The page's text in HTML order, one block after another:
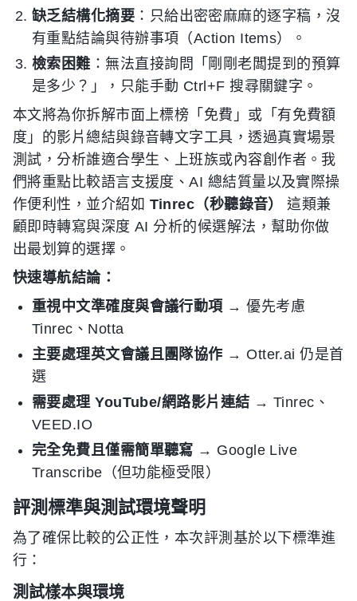
缺乏結構化摘要 ：只給出密密麻麻的逐字稿，沒
有重點結論與待辦事項（Action Items）。
檢索困難 ：無法直接詢問「剛剛老闆提到的預算
是多少？」，只能手動 Ctrl+F 搜尋關鍵字。
本文將為你拆解市面上標榜「免費」或「有免費額
度」的影片總結與錄音轉文字工具，透過真實場景
測試，分析誰適合學生、上班族或內容創作者。我
們將重點比較語言支援度、AI 總結質量以及實際操
作便利性，並介紹如 Tinrec（秒聽錄音）
這類兼
顧即時轉寫與深度 AI 分析的候選解法，幫助你做
出最划算的選擇。
快速導航結論：
重視中文準確度與會議行動項 → 優先考慮
Tinrec、Notta
主要處理英文會議且團隊協作 → Otter.ai 仍是首
選
需要處理 YouTube/網路影片連結 → Tinrec、
VEED.IO
完全免費且僅需簡單聽寫 → Google Live
Transcribe（但功能極受限）
評測標準與測試環境聲明
為了確保比較的公正性，本次評測基於以下標準進
行：
測試樣本與環境